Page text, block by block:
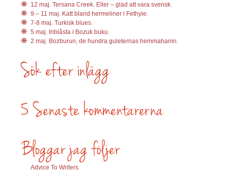
12 maj. Tersana Creek. Eller – glad att vara svensk.
9 – 11 maj. Katt bland hermeliner i Fethyie.
7-8 maj. Turkisk blues.
5 maj. Inblåsta i Bozuk buku.
2 maj. Bozburun, de hundra guleternas hemmahamn.
Advice To Writers